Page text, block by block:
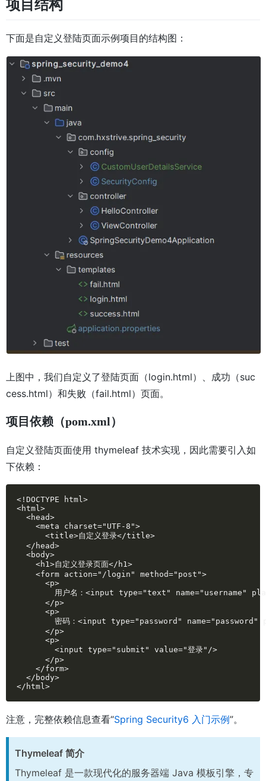
项目结构
下面是自定义登陆页面示例项目的结构图：
上图中，我们自定义了登陆页面（login.html）、成功（suc
cess.html）和失败（fail.html）页面。
项目依赖（pom.xml）
自定义登陆页面使用 thymeleaf 技术实现，因此需要引入如
下依赖：
<!DOCTYPE html>
<html>
<head>
<meta charset="UTF-8">
<title>自定义登录</title>
</head>
<body>
<h1>自定义登录页面</h1>
<form action="/login" method="post">
<p>
用户名：<input type="text" name="username"
</p>
<p>
密码：<input type="password" name="password"
</p>
<p>
<input type="submit" value="登录"/>
</p>
</form>
</body>
</html>
注意，完整依赖信息查看“Spring Security6 入门示例”。
Thymeleaf 简介
Thymeleaf 是一款现代化的服务器端 Java 模板引擎，专